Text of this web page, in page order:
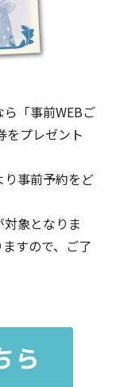
「事前WEBご
をプレゼント
事前予約をど
象となりま
すので、ご了